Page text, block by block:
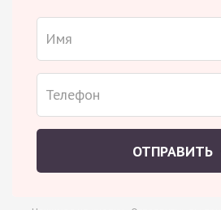
ОТПРАВИТЬ